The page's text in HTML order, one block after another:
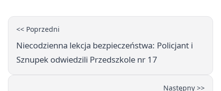
<< Poprzedni
Niecodzienna lekcja bezpieczeństwa: Policjant i
Sznupek odwiedzili Przedszkole nr 17
Następny >>